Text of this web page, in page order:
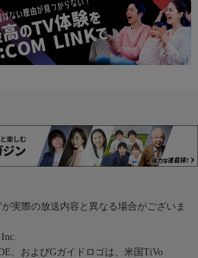
実際の放送内容と異なる場合がございま
、およびGガイドロゴは、米国TiVo